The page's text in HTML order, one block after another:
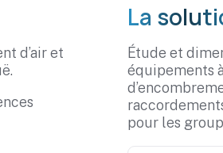
d’air et
La
Étude et
équipements
pour les